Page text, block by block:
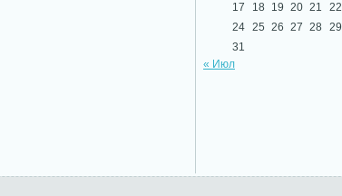
17
18 19 20 21 22
24 25 26 27 28 29
31
« Июл